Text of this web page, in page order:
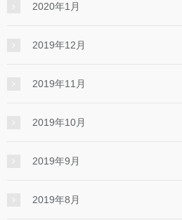
2020年1月
2019年12月
2019年11月
2019年10月
2019年9月
2019年8月